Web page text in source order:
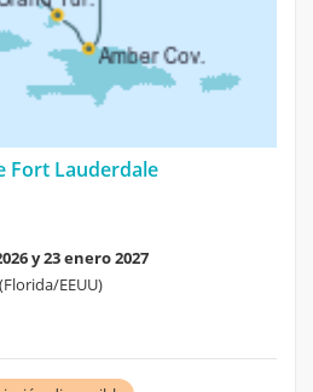
Fort Lauderdale
y 23 enero 2027
EEUU)